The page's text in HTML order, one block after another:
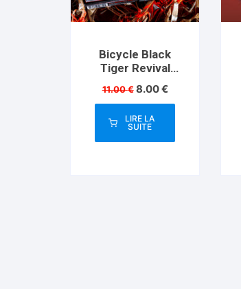
Bicycle Black
Tiger Revival
11.00€ Le
prix
initial
était :
8.00€Le
prix
8.00 €.
LIRE LA
SUITE